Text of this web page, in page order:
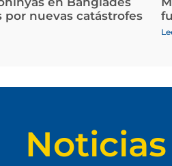
por nuevas catástrofes